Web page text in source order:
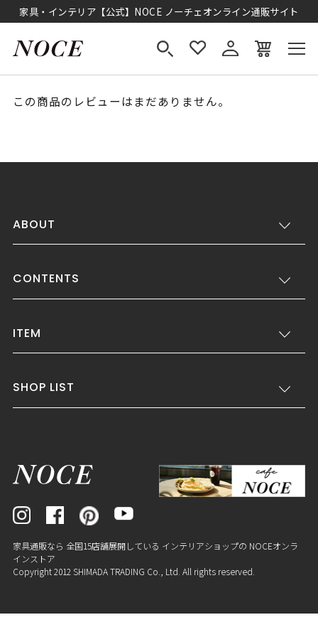
家具・インテリア【公式】NOCE ノーチェオンライン通販サイト
この商品のレビューはまだありません。
ABOUT
CONTENTS
ITEM
SHOP LIST
家具通販なら 全国15店舗展開している インテリアショップの NOCEオンラ
インストア
Copyright 2012 SHIMADA TRADING Co., Ltd. All rights reserved.